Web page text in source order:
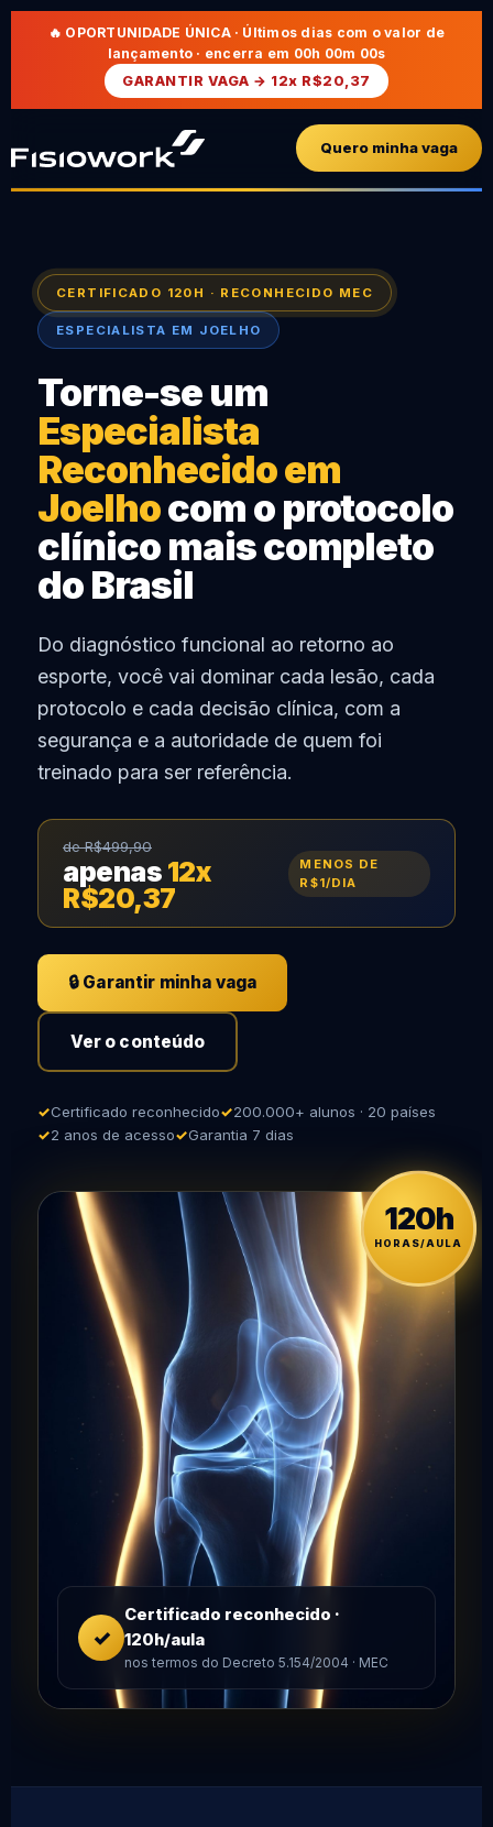
🔥 OPORTUNIDADE ÚNICA · Últimos dias com o valor de
lançamento · encerra em 00h 00m 00s
GARANTIR VAGA → 12x R$20,37
Quero minha vaga
CERTIFICADO 120H · RECONHECIDO MEC
ESPECIALISTA EM JOELHO
Torne-se um
Especialista
Reconhecido em
Joelhocom o protocolo
clínico mais completo
do Brasil
Do diagnóstico funcional ao retorno ao
esporte, você vai dominar cada lesão, cada
protocolo e cada decisão clínica, com a
segurança e a autoridade de quem foi
treinado para ser referência.
de R$499,90
apenas 12x
R$20,37
MENOS DE
R$1/DIA
🔒 Garantir minha vaga
Ver o conteúdo
Certificado reconhecido
200.000+ alunos · 20 países
2 anos de acesso
Garantia 7 dias
120h
HORAS/AULA
✓
Certificado reconhecido ·
120h/aula
nos termos do Decreto 5.154/2004 · MEC